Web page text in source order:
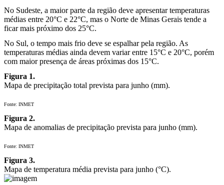
No Sudeste, a maior parte da região deve apresentar temperaturas
médias entre 20°C e 22°C, mas o Norte de Minas Gerais tende a
ficar mais próximo dos 25°C.
No Sul, o tempo mais frio deve se espalhar pela região. As
temperaturas médias ainda devem variar entre 15°C e 20°C, porém
com maior presença de áreas próximas dos 15°C.
Figura 1.
Mapa de precipitação total prevista para junho (mm).
Fonte: INMET
Figura 2.
Mapa de anomalias de precipitação prevista para junho (mm).
Fonte: INMET
Figura 3.
Mapa de temperatura média prevista para junho (°C).